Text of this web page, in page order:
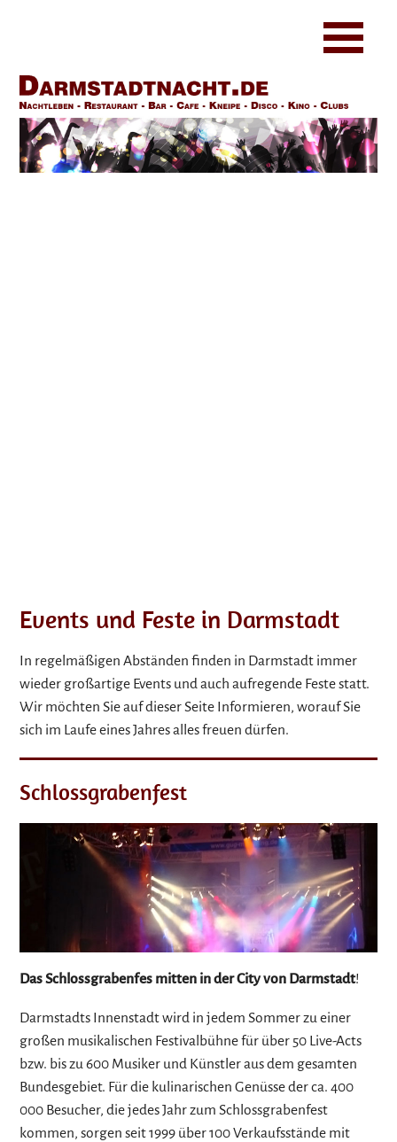
Events und Feste in Darmstadt
In regelmäßigen Abständen finden in Darmstadt immer
wieder großartige Events und auch aufregende Feste statt.
Wir möchten Sie auf dieser Seite Informieren, worauf Sie
sich im Laufe eines Jahres alles freuen dürfen.
Schlossgrabenfest
Das Schlossgrabenfes mitten in der City von Darmstadt!
Darmstadts Innenstadt wird in jedem Sommer zu einer
großen musikalischen Festivalbühne für über 50 Live-Acts
bzw. bis zu 600 Musiker und Künstler aus dem gesamten
Bundesgebiet. Für die kulinarischen Genüsse der ca. 400
000 Besucher, die jedes Jahr zum Schlossgrabenfest
kommen, sorgen seit 1999 über 100 Verkaufsstände mit